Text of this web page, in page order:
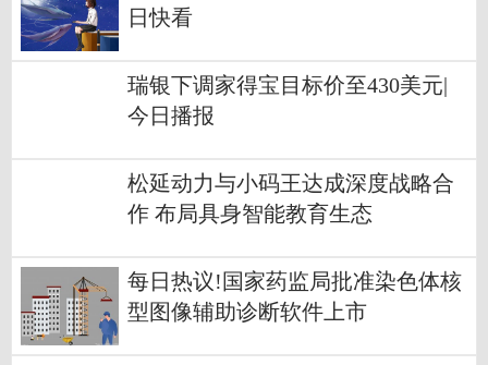
日快看
瑞银下调家得宝目标价至430美元|
今日播报
松延动力与小码王达成深度战略合
作 布局具身智能教育生态
每日热议!国家药监局批准染色体核
型图像辅助诊断软件上市